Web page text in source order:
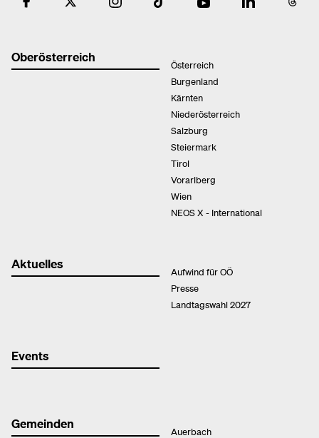
Oberösterreich
Österreich
Burgenland
Kärnten
Niederösterreich
Salzburg
Steiermark
Tirol
Vorarlberg
Wien
NEOS X - International
Aktuelles
Aufwind für OÖ
Presse
Landtagswahl 2027
Events
Gemeinden
Auerbach